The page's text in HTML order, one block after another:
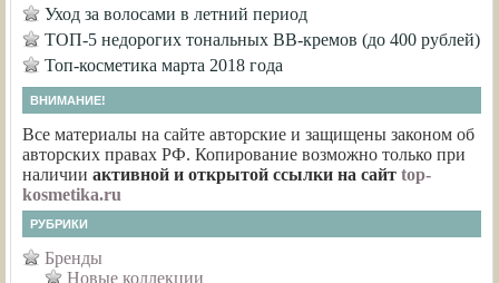
Уход за волосами в летний период
ТОП-5 недорогих тональных ВВ-кремов (до 400 рублей)
Топ-косметика марта 2018 года
ВНИМАНИЕ!
Все материалы на сайте авторские и защищены законом об
авторских правах РФ. Копирование возможно только при
наличии активной и открытой ссылки на сайт top-
kosmetika.ru
РУБРИКИ
Бренды
Новые коллекции